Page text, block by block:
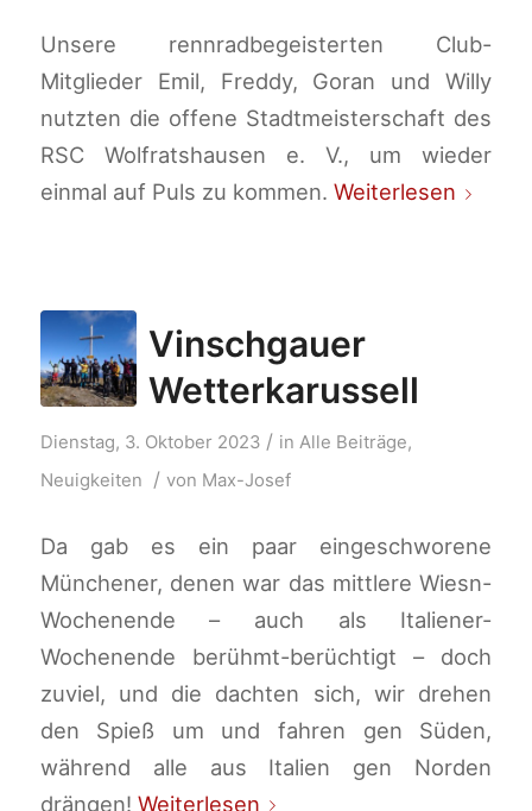
Unsere rennradbegeisterten Club-
Mitglieder Emil, Freddy, Goran und Willy
nutzten die offene Stadtmeisterschaft des
RSC Wolfratshausen e. V., um wieder
einmal auf Puls zu kommen. Weiterlesen
Vinschgauer
Wetterkarussell
Dienstag, 3. Oktober 2023 / in Alle Beiträge,
Neuigkeiten
/ von Max-Josef
Da gab es ein paar eingeschworene
Münchener, denen war das mittlere Wiesn-
Wochenende – auch als Italiener-
Wochenende berühmt-berüchtigt – doch
zuviel, und die dachten sich, wir drehen
den Spieß um und fahren gen Süden,
während alle aus Italien gen Norden
drängen! Weiterlesen